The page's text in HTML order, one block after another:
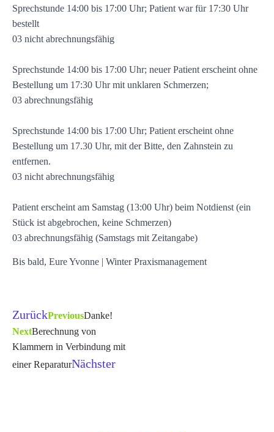
Sprechstunde 14:00 bis 17:00 Uhr; Patient war für 17:30 Uhr
bestellt
03 nicht abrechnungsfähig
Sprechstunde 14:00 bis 17:00 Uhr; neuer Patient erscheint ohne
Bestellung um 17:30 Uhr mit unklaren Schmerzen;
03 abrechnungsfähig
Sprechstunde 14:00 bis 17:00 Uhr; Patient erscheint ohne
Bestellung um 17.30 Uhr, mit der Bitte, den Zahnstein zu
entfernen.
03 nicht abrechnungsfähig
Patient erscheint am Samstag (13:00 Uhr) beim Notdienst (ein
Stück ist abgebrochen, keine Schmerzen)
03 abrechnungsfähig (Samstags mit Zeitangabe)
Bis bald, Eure Yvonne | Winter Praxismanagement
ZurückPreviousDanke!
NextBerechnung von
Klammern in Verbindung mit
einer ReparaturNächster